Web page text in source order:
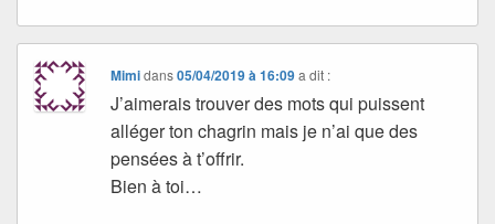
Mimidans05/04/2019 à 16:09 a dit :
J’aimerais trouver des mots qui puissent
alléger ton chagrin mais je n’ai que des
pensées à t’offrir.
Bien à toi…